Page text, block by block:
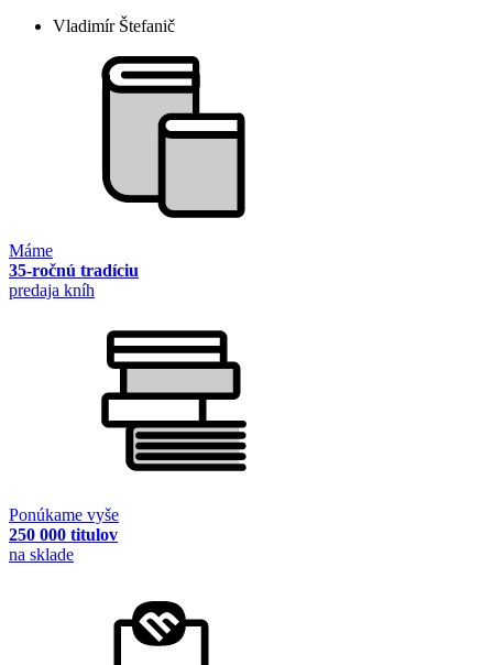
Vladimír Štefanič
Máme
35-ročnú tradíciu
predaja kníh
Ponúkame vyše
250 000 titulov
na sklade